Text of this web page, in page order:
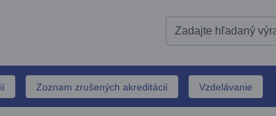
Zoznam zrušených akreditácií Vzdelávanie